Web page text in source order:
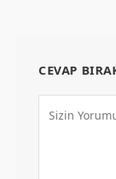
CEVAP